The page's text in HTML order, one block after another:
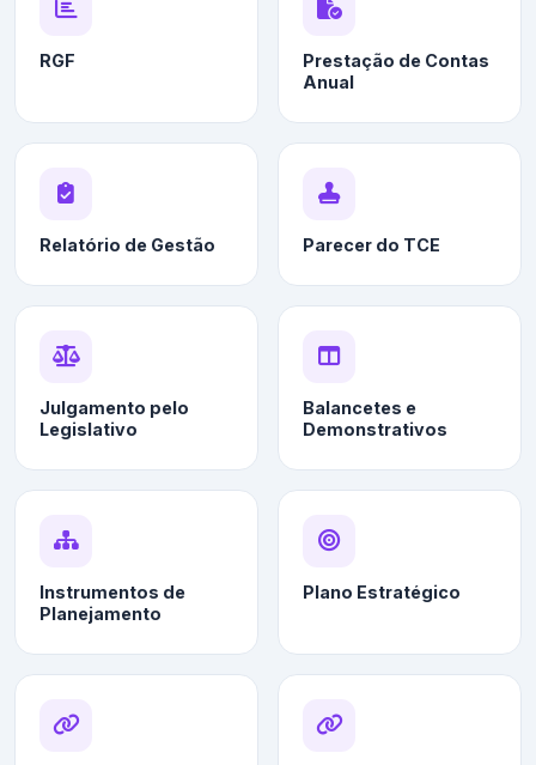
RGF
Prestação de Contas
Anual
Relatório de Gestão Parecer do TCE
Julgamento pelo
Legislativo
Balancetes e
Demonstrativos
Instrumentos de
Planejamento
Plano Estratégico